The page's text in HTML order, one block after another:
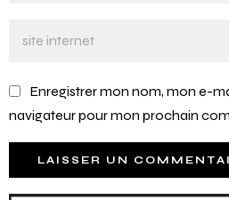
Enregistrer mon nom, mon e-
navigateur pour mon prochain